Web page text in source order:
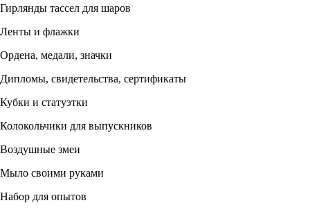
Гирлянды тассел для шаров
Ленты и флажки
Ордена, медали, значки
Дипломы, свидетельства, сертификаты
Кубки и статуэтки
Колокольчики для выпускников
Воздушные змеи
Мыло своими руками
Набор для опытов